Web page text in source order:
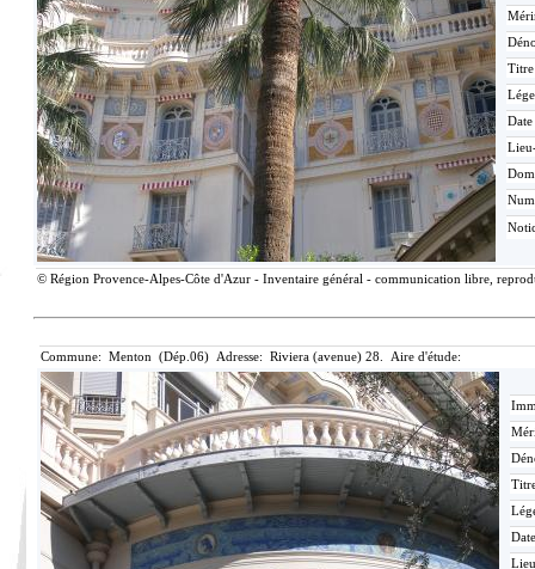
© Région Provence-Alpes-Côte d'Azur - Inventaire général - communication libre,
Commune: Menton (Dép.06) Adresse: Riviera (avenue) 28. Aire d'étude: